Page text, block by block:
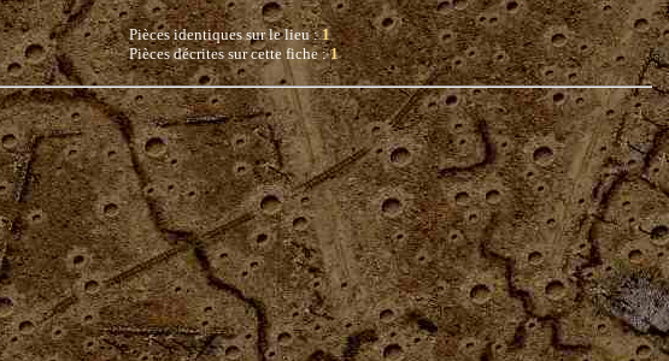
Pièces identiques sur le lieu :1
Pièces décrites sur cette fiche :1